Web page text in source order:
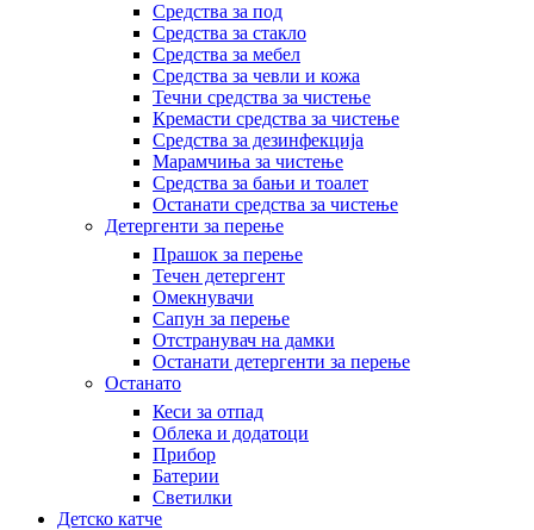
Средства за под
Средства за стакло
Средства за мебел
Средства за чевли и кожа
Течни средства за чистење
Кремасти средства за чистење
Средства за дезинфекција
Марамчиња за чистење
Средства за бањи и тоалет
Останати средства за чистење
Детергенти за перење
Прашок за перење
Течен детергент
Омекнувачи
Сапун за перење
Отстранувач на дамки
Останати детергенти за перење
Останато
Кеси за отпад
Облека и додатоци
Прибор
Батерии
Светилки
Детско катче